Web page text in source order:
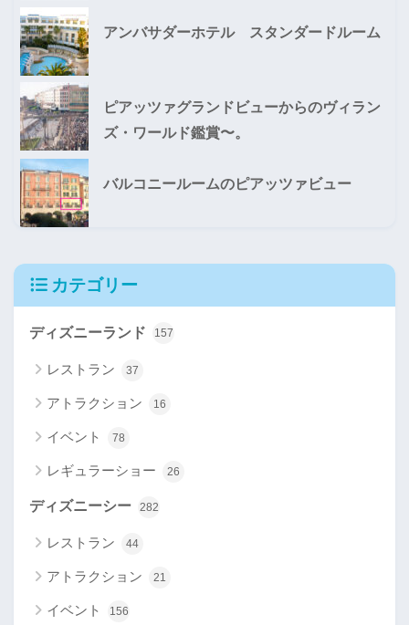
アンバサダーホテル スタンダードルーム
ピアッツァグランドビューからのヴィラン
ズ・ワールド鑑賞〜。
バルコニールームのピアッツァビュー
カテゴリー
ディズニーランド 157
レストラン 37
アトラクション 16
イベント 78
レギュラーショー 26
ディズニーシー 282
レストラン 44
アトラクション 21
イベント 156